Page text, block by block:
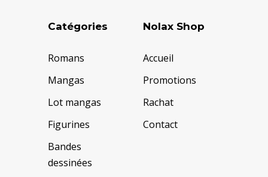
Catégories
Romans
Mangas
Lot mangas
Figurines
Bandes
dessinées
Nolax Shop
Accueil
Promotions
Rachat
Contact